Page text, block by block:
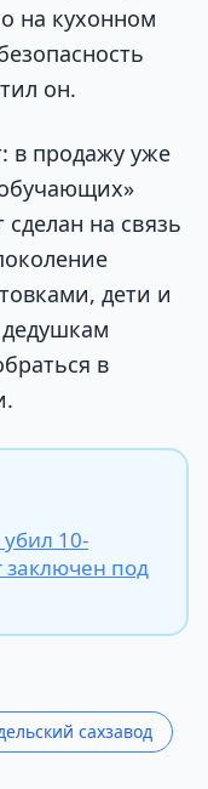
на кухонном
он.
в продажу уже
на связь
дети и
в
10-
заключен под
сахзавод